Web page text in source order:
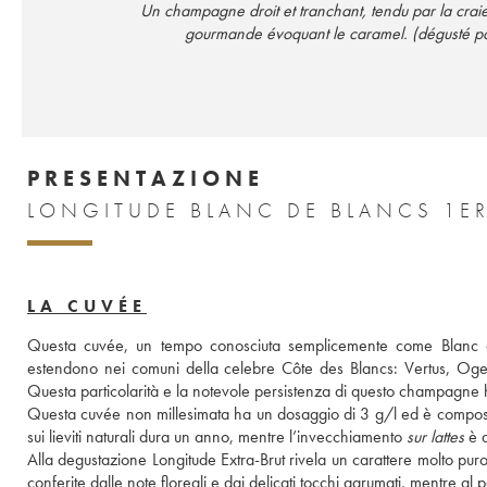
Un champagne droit et tranchant, tendu par la
gourmande évoquant le caramel.
PRESENTAZIONE
LONGITUDE BLANC DE BLANCS
LA CUVÉE
Questa cuvée, un tempo conosciuta semplicemente come
estendono nei comuni della celebre Côte des Blancs: Vertus,
Questa particolarità e la notevole persistenza di questo
Questa cuvée non millesimata ha un dosaggio di 3 g/l ed è
sui lieviti naturali dura un anno, mentre l’invecchiamento sur lattes è
Alla degustazione Longitude Extra-Brut rivela un carattere molto
conferite dalle note floreali e dai delicati tocchi agrumati, mentre al